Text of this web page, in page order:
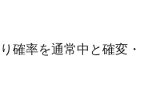
確率を通常中と確変・